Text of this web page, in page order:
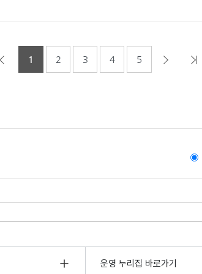
1 2 3 4 5
운영 누리집 바로가기